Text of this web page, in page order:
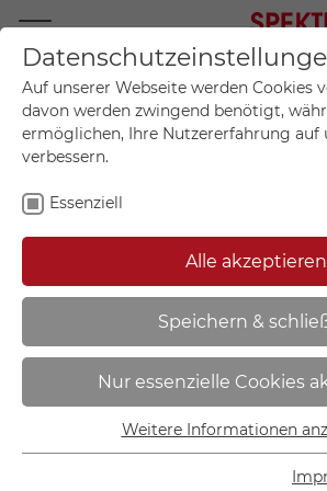
Mein Konto
Mein Warenkorb
Sie sind hier: Start
Kennflex -
Aluminium eloxiert -
Auf unserer Webseite werden Cookies
davon werden zwingend benötigt,
ermöglichen, Ihre Nutzererfahrung auf
verbessern.
Essenziell
Alle akzeptieren
Speichern &
Nur essenzielle Cookies
Essenziell
Essenzielle Cookies werden für
Weitere Informationen